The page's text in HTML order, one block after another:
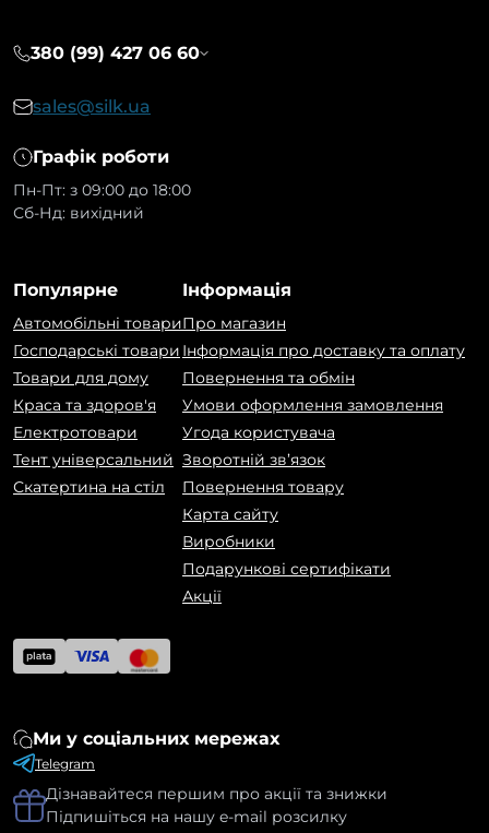
380 (99) 427 06 60
sales@silk.ua
Графік роботи
Пн-Пт: з 09:00 до 18:00
Сб-Нд: вихідний
Популярне
Автомобільні товари
Господарські товари
Товари для дому
Краса та здоров'я
Електротовари
Тент універсальний
Скатертина на стіл
Інформація
Про магазин
Інформація про доставку та оплату
Повернення та обмін
Умови оформлення замовлення
Угода користувача
Зворотній зв’язок
Повернення товару
Карта сайту
Виробники
Подарункові сертифікати
Акції
Ми у соціальних мережах
Telegram
Дізнавайтеся першим про акції та знижки
Підпишіться на нашу e-mail розсилку